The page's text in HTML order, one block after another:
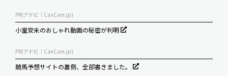
PR(アドビ｜CanCam.jp)
小室安未のおしゃれ動画の秘密が判明
PR(アドビ｜CanCam.jp)
競馬予想サイトの裏側、全部書きました。